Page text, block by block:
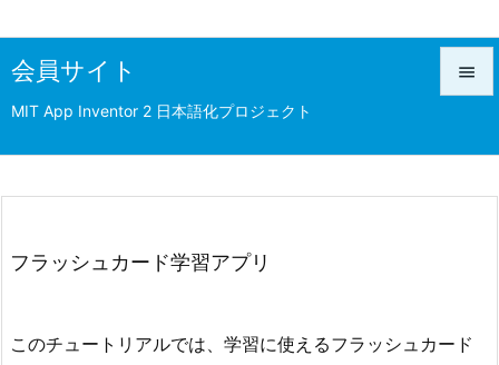
会員サイト
MIT App Inventor 2 日本語化プロジェクト

前へ
フラッシュカード学習アプリ
このチュートリアルでは、学習に使えるフラッシュカード